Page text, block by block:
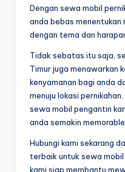
Dengan sewa mobil
anda bebas menentukan
dengan tema dan
Tidak sebatas itu saja,
Timur juga menawarkan
kenyamanan bagi anda
menuju lokasi
sewa mobil pengantin
anda semakin memorable.
Hubungi kami sekarang
terbaik untuk sewa
kami siap membantu